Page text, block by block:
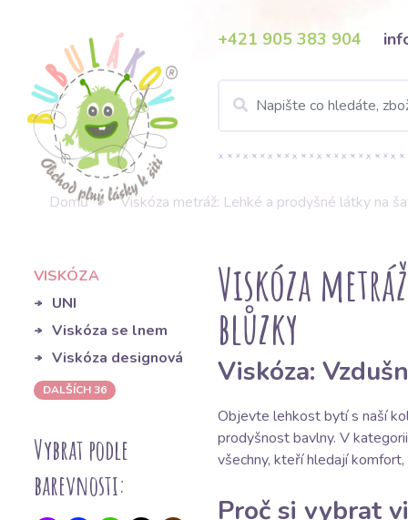
+421 905 383 904
Domů Viskóza metráž: Lehké a prodyšné látky na
VISKÓZA
UNI
Viskóza se lnem
Viskóza designová
DALŠÍCH 36
Vybrat podle
barevnosti:
Viskóza
blůzky
Viskóza:
Objevte lehkost bytí s naší
prodyšnost bavlny. V kategorii
všechny, kteří hledají
Proč si vybrat